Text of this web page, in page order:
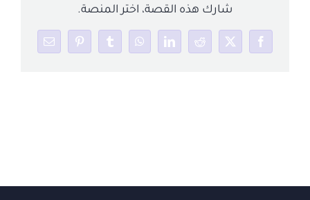
إتصل بنا
شارك هذه القصة، اختر المنصة.
Facebook
X
Reddit
LinkedIn
WhatsApp
Tumblr
Pinterest
Email